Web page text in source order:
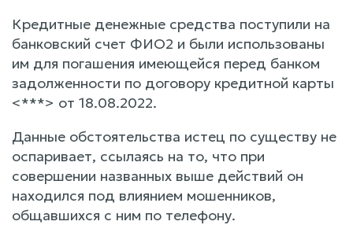
Кредитные денежные средства поступили на
банковский счет ФИО2 и были использованы
им для погашения имеющейся перед банком
задолженности по договору кредитной карты
<***> от 18.08.2022.
Данные обстоятельства истец по существу не
оспаривает, ссылаясь на то, что при
совершении названных выше действий он
находился под влиянием мошенников,
общавшихся с ним по телефону.